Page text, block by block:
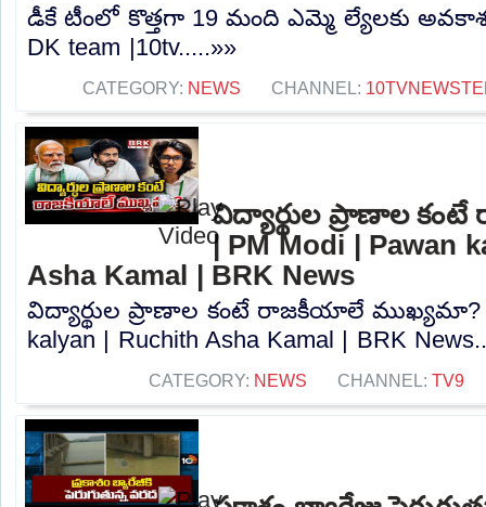
డీకే టీంలో కొత్తగా 19 మంది ఎమ్మె ల్యేలకు
DK team |10tv.....»»
CATEGORY: NEWS CHANNEL:
విద్యార్థుల ప్రాణాల
| PM Modi | Pawan
Asha Kamal | BRK News
విద్యార్థుల ప్రాణాల కంటే రాజకీయాలే ముఖ్యమా? |
kalyan | Ruchith Asha Kamal | BRK
CATEGORY: NEWS CHANNEL: TV9